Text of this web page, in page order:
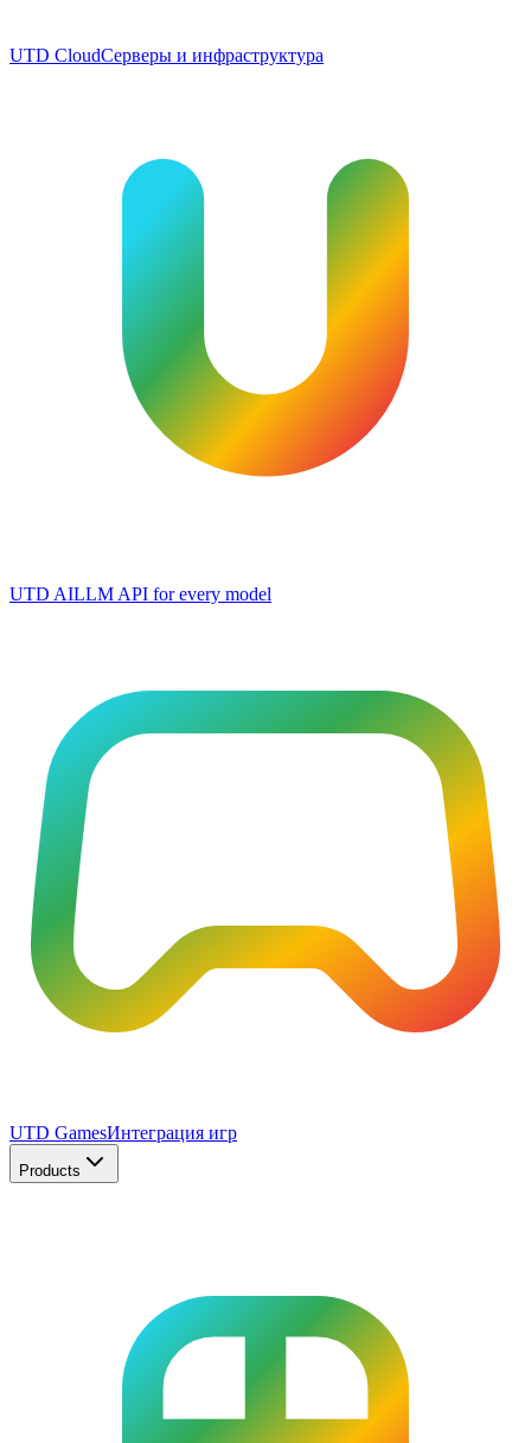
UTD CloudСерверы и инфраструктура
UTD AILLM API for every model
UTD GamesИнтеграция игр
Products